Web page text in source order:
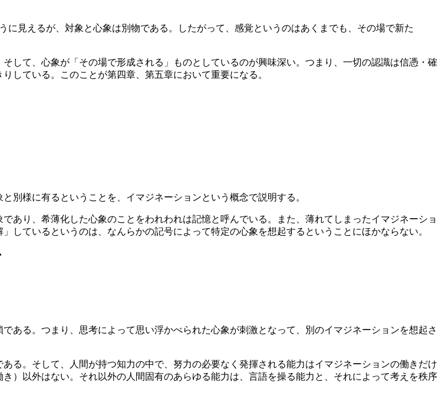
見えるが、対象と心象は別物である。したがって、感覚というのはあくまでも、その場で新た
して、心象が「その場で形成される」ものとしているのが興味深い。つまり、一切の認識は信憑・確
している。このことが第四章、第五章において重要になる。
別様に有るということを、イマジネーションという概念で説明する。
あり、希薄化した心象のことをわれわれは記憶と呼んでいる。また、薄れてしまったイマジネーショ
しているというのは、なんらかの記号によって特定の心象を想起するということにほかならない。
ある。つまり、思考によって思い浮かべられた心象が刺激となって、別のイマジネーションを想起さ
る。そして、人間が持つ知力の中で、努力の必要なく発揮される能力はイマジネーションの働きだけ
）以外はない。それ以外の人間固有のあらゆる能力は、言語を操る能力と、それによって考えを秩序